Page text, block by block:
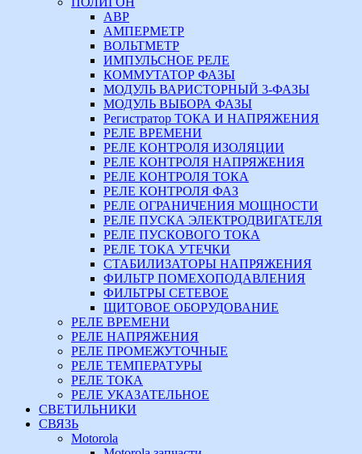
АВР
АМПЕРМЕТР
ВОЛЬТМЕТР
ИМПУЛЬСНОЕ РЕЛЕ
КОММУТАТОР ФАЗЫ
МОДУЛЬ ВАРИСТОРНЫЙ 3-ФАЗЫ
МОДУЛЬ ВЫБОРА ФАЗЫ
Регистратор ТОКА И НАПРЯЖЕНИЯ
РЕЛЕ ВРЕМЕНИ
РЕЛЕ КОНТРОЛЯ ИЗОЛЯЦИИ
РЕЛЕ КОНТРОЛЯ НАПРЯЖЕНИЯ
РЕЛЕ КОНТРОЛЯ ТОКА
РЕЛЕ КОНТРОЛЯ ФАЗ
РЕЛЕ ОГРАНИЧЕНИЯ МОЩНОСТИ
РЕЛЕ ПУСКА ЭЛЕКТРОДВИГАТЕЛЯ
РЕЛЕ ПУСКОВОГО ТОКА
РЕЛЕ ТОКА УТЕЧКИ
СТАБИЛИЗАТОРЫ НАПРЯЖЕНИЯ
ФИЛЬТР ПОМЕХОПОДАВЛЕНИЯ
ФИЛЬТРЫ СЕТЕВОЕ
ЩИТОВОЕ ОБОРУДОВАНИЕ
РЕЛЕ ВРЕМЕНИ
РЕЛЕ НАПРЯЖЕНИЯ
РЕЛЕ ПРОМЕЖУТОЧНЫЕ
РЕЛЕ ТЕМПЕРАТУРЫ
РЕЛЕ ТОКА
РЕЛЕ УКАЗАТЕЛЬНОЕ
СВЕТИЛЬНИКИ
СВЯЗЬ
Motorola